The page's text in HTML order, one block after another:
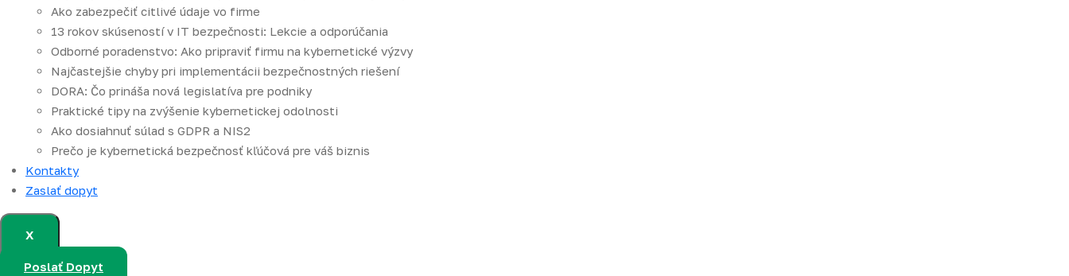
Ako zabezpečiť citlivé údaje vo firme
13 rokov skúseností v IT bezpečnosti: Lekcie a odporúčania
Odborné poradenstvo: Ako pripraviť firmu na kybernetické výzvy
Najčastejšie chyby pri implementácii bezpečnostných riešení
DORA: Čo prináša nová legislatíva pre podniky
Praktické tipy na zvýšenie kybernetickej odolnosti
Ako dosiahnuť súlad s GDPR a NIS2
Prečo je kybernetická bezpečnosť kľúčová pre váš biznis
Kontakty
Zaslať dopyt
X
Poslať Dopyt